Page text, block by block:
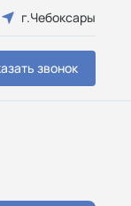
г.Чебоксары
звонок